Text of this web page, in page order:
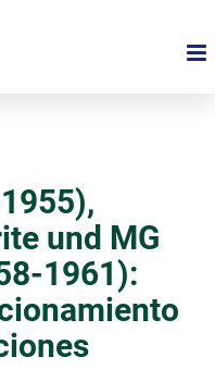
und MG
1961):